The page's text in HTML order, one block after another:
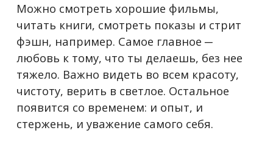
Можно смотреть хорошие фильмы,
читать книги, смотреть показы и стрит
фэшн, например. Самое главное ─
любовь к тому, что ты делаешь, без нее
тяжело. Важно видеть во всем красоту,
чистоту, верить в светлое. Остальное
появится со временем: и опыт, и
стержень, и уважение самого себя.